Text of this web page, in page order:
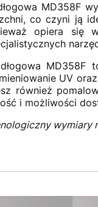
MD358F
co czyni ją
opiera się
UV
również
i możliwości